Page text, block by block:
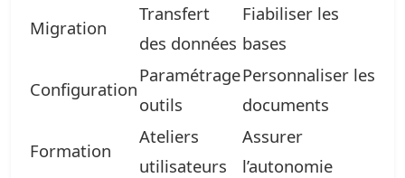
Migration
Transfert
des données
Fiabiliser les
bases
Configuration
Paramétrage
outils
Personnaliser les
documents
Formation
Ateliers
utilisateurs
Assurer
l’autonomie